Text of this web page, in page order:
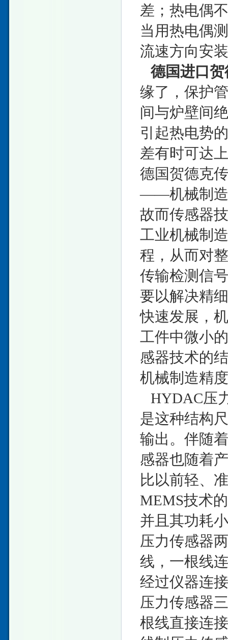
差；热电偶
当用热电偶
流速方向安
德国进口
缘了，保护
间与炉壁间
引起热电势
差有时可达
德国贺德克
——机械制造
故而传感器
工业机械制
程，从而对
传输检测信
要以解决精
快速发展，
工件中微小
感器技术的
机械制造精
HYDAC压
是这种结构
输出。伴随
感器也随着
比以前轻、
MEMS技术
并且其功耗
压力传感器
线，一根线
经过仪器连
压力传感器
根线直接连